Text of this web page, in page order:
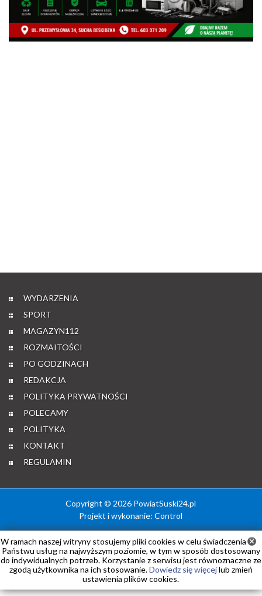
WYDARZENIA
SPORT
MAGAZYN112
ROZMAITOŚCI
PO GODZINACH
REDAKCJA
POLITYKA PRYWATNOŚCI
POLECAMY
POLITYKA
KONTAKT
REGULAMIN
Copyright © 2026 PowiatSuski24.pl
Projekt i wykonanie:Control
W ramach naszej witryny stosujemy pliki cookies w celu świadczenia
Państwu usług na najwyższym poziomie, w tym w sposób dostosowany
do indywidualnych potrzeb. Korzystanie z serwisu jest równoznaczne ze
zgodą użytkownika na ich stosowanie.Dowiedz się więcejlub zmień
ustawienia plików cookies.